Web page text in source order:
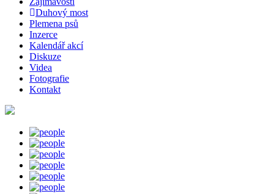
Duhový most
Plemena psů
Inzerce
Kalendář akcí
Diskuze
Videa
Fotografie
Kontakt